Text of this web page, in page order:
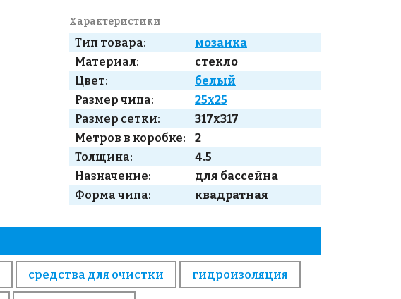
Характеристики
Тип товара:
мозаика
Материал:
стекло
Цвет:
белый
Размер чипа:
25x25
Размер сетки:
317x317
Метров в коробке:
2
Толщина:
4.5
Назначение:
для бассейна
Форма чипа:
квадратная
средства для очистки гидроизоляция